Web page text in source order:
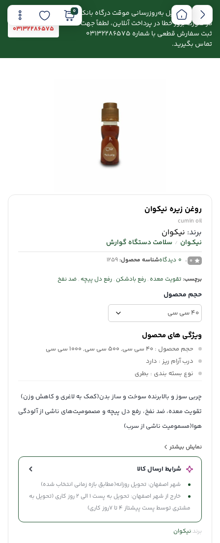
اطلاعیه: به دلیل به‌روزرسانی موقت درگاه بانکی،
در صورت بروز خطا در پرداخت آنلاین، لطفاً جهت
ثبت سفارش قطعی با شماره 03132286575
تماس بگیرید.
03132286575
0
روغن زیره نیکوان
cumin oil
برند: نیکوان
نیکـوان / سلامت دستگاه گوارش
0
0 دیدگاهشناسه محصول: 1259
برچسب: تقویت معده , رفع بادشکن , رفع دل پیچه , ضد نفخ
حجم محصول
ویژگی های محصول
حجم محصول : 40 سی سی, 500 سی سی, 1000 سی سی
درب آرام ریز : دارد
نوع بسته بندی : بطری
چربی سوز و بالابرنده سوخت و ساز بدن(کمک به لاغری و کاهش وزن)
تقویت معده، ضد نفخ، رفع دل پیچه و مصمومیت‌های ناشی از آلودگی
هوا(مسمومیت ناشی از سرب)
(قولون)
نمایش بیشتر
شرایط ارسال کالا
شهر اصفهان: تحویل روزانه(مطابق بازه زمانی انتخاب شده)
خارج از شهر اصفهان: تحویل به پست 1 الی 2 روز کاری (تحویل به
مشتری توسط پست پیشتاز 4 تا 7روز کاری)
برند:نیکوان